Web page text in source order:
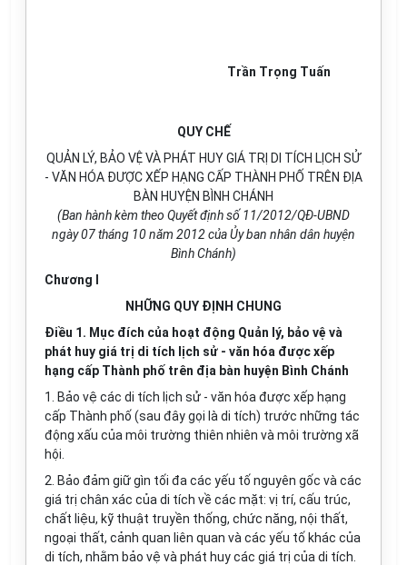
Trần Trọng Tuấn
QUY CHẾ
QUẢN LÝ, BẢO VỆ VÀ PHÁT HUY GIÁ TRỊ DI TÍCH LỊCH SỬ
- VĂN HÓA ĐƯỢC XẾP HẠNG CẤP THÀNH PHỐ TRÊN ĐỊA
BÀN HUYỆN BÌNH CHÁNH
(Ban hành kèm theo Quyết định số 11/2012/QĐ-UBND
ngày 07 tháng 10 năm 2012 của Ủy ban nhân dân huyện
Bình Chánh)
Chương I
NHỮNG QUY ĐỊNH CHUNG
Điều 1. Mục đích của hoạt động Quản lý, bảo vệ và
phát huy giá trị di tích lịch sử - văn hóa được xếp
hạng cấp Thành phố trên địa bàn huyện Bình Chánh
1. Bảo vệ các di tích lịch sử - văn hóa được xếp hạng
cấp Thành phố (sau đây gọi là di tích) trước những tác
động xấu của môi trường thiên nhiên và môi trường xã
hội.
2. Bảo đảm giữ gìn tối đa các yếu tố nguyên gốc và các
giá trị chân xác của di tích về các mặt: vị trí, cấu trúc,
chất liệu, kỹ thuật truyền thống, chức năng, nội thất,
ngoại thất, cảnh quan liên quan và các yếu tố khác của
di tích, nhằm bảo vệ và phát huy các giá trị của di tích.